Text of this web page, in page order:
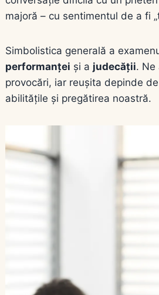
majoră – cu sentimentul de a fi
Simbolistica generală a
performanței și a judecății. Ne
provocări, iar reușita depinde
abilitățile și pregătirea noastră.